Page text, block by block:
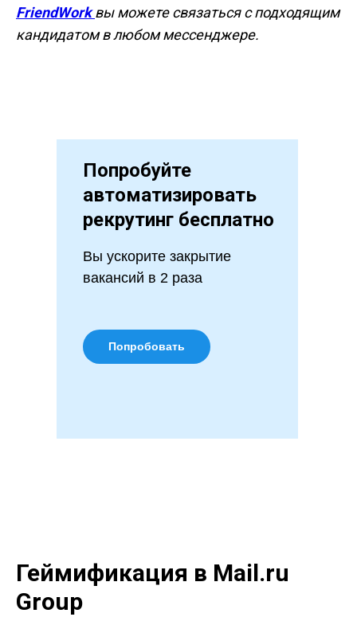
FriendWork вы можете связаться с подходящим
кандидатом в любом мессенджере.
Попробуйте
автоматизировать
рекрутинг бесплатно
Вы ускорите закрытие
вакансий в 2 раза
Попробовать
Геймификация в Mail.ru
Group